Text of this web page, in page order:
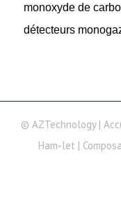
monoxyde de
détecteurs
© AZTechnology |
Ham-let |